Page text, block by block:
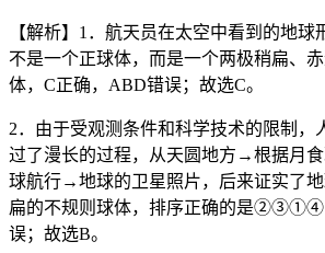
【解析】1．航天员在太空中看到的地
不是一个正球体，而是一个两极稍扁、
体，C正确，ABD错误；故选C。
2．由于受观测条件和科学技术的限制，
过了漫长的过程，从天圆地方→根据月
球航行→地球的卫星照片，后来证实了
扁的不规则球体，排序正确的是②③①④
误；故选B。